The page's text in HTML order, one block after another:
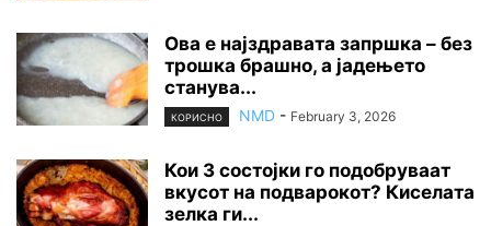
Ова е најздравата запршка – без
трошка брашно, а јадењето
станува...
КОРИСНО NMD - February 3, 2026
Кои 3 состојки го подобруваат
вкусот на подварокот? Киселата
зелка ги...